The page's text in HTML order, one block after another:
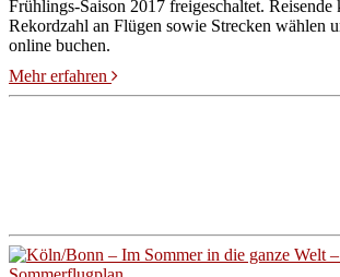
Frühlings-Saison 2017 freigeschaltet. Reisende
Rekordzahl an Flügen sowie Strecken wählen
online buchen.
Mehr erfahren